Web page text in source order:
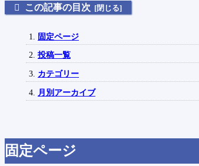
この記事の目次
固定ページ
投稿一覧
カテゴリー
月別アーカイブ
固定ページ